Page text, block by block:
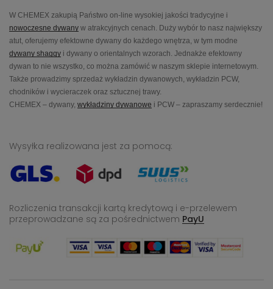
W CHEMEX zakupią Państwo on-line wysokiej jakości tradycyjne i
nowoczesne dywany w atrakcyjnych cenach. Duży wybór to nasz największy
atut, oferujemy efektowne dywany do każdego wnętrza, w tym modne
dywany shaggy i dywany o orientalnych wzorach. Jednakże efektowny
dywan to nie wszystko, co można zamówić w naszym sklepie internetowym.
Także prowadzimy sprzedaż wykładzin dywanowych, wykładzin PCW,
chodników i wycieraczek oraz sztucznej trawy.
CHEMEX – dywany, wykładziny dywanowe i PCW – zapraszamy serdecznie!
Wysyłka realizowana jest za pomocą:
Rozliczenia transakcji kartą kredytową i e-przelewem
przeprowadzane są za pośrednictwem PayU